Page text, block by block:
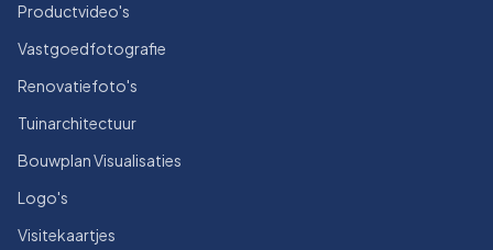
Productvideo's
Vastgoedfotografie
Renovatiefoto's
Tuinarchitectuur
Bouwplan Visualisaties
Logo's
Visitekaartjes